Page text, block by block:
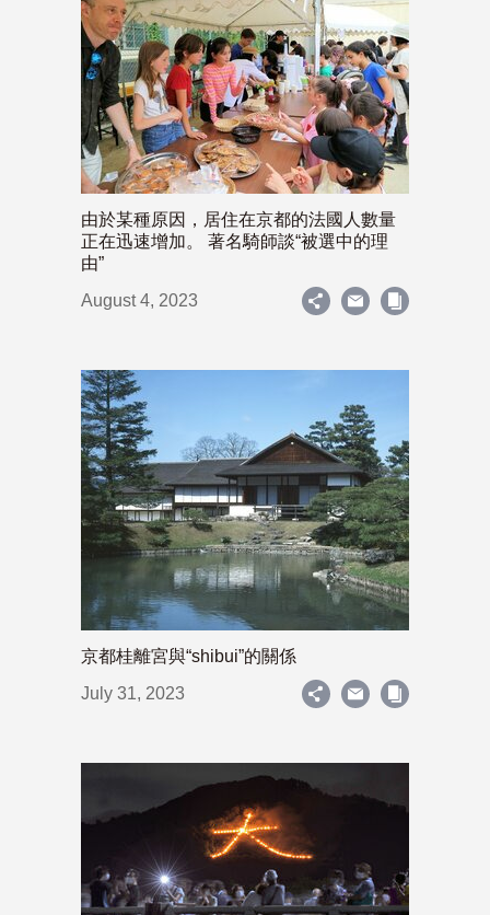
由於某種原因，居住在京都的法國人數量
正在迅速增加。 著名騎師談“被選中的理
由”
August 4, 2023
京都桂離宮與“shibui”的關係
July 31, 2023